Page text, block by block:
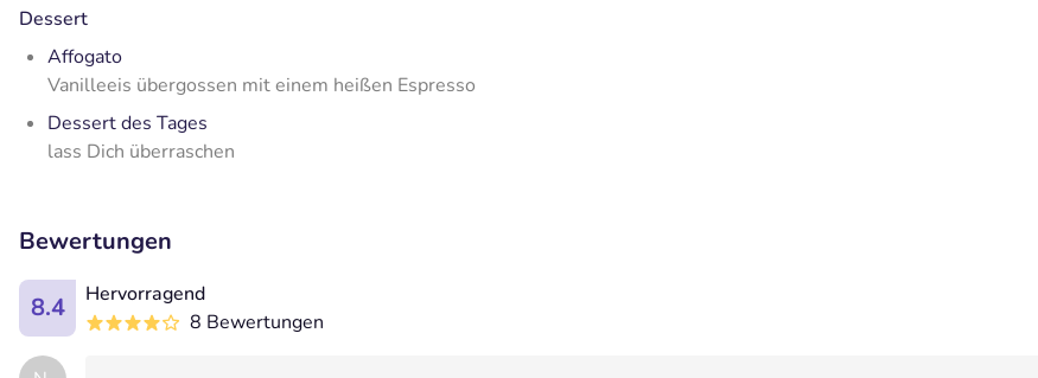
Dessert
Affogato
Vanilleeis übergossen mit einem heißen Espresso
Dessert des Tages
lass Dich überraschen
Bewertungen
8.4
Hervorragend
8 Bewertungen